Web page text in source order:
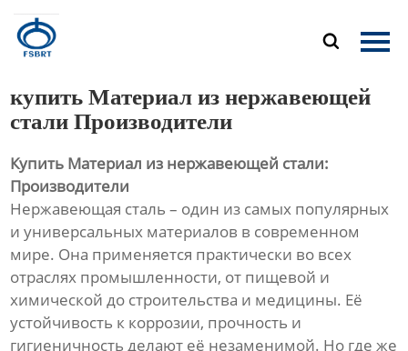

Главная
Новости
Контакты
купить Материал из нержавеющей
стали Производители
Купить Материал из нержавеющей стали:
Производители
Нержавеющая сталь – один из самых популярных
и универсальных материалов в современном
мире. Она применяется практически во всех
отраслях промышленности, от пищевой и
химической до строительства и медицины. Её
устойчивость к коррозии, прочность и
гигиеничность делают её незаменимой. Но где же